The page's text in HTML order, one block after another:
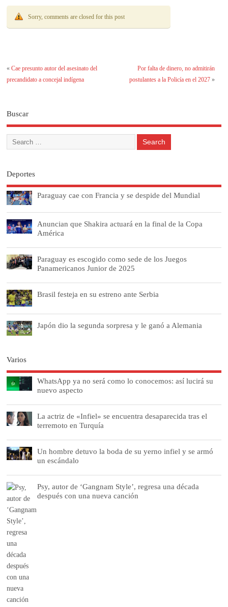
Sorry, comments are closed for this post
«Cae presunto autor del asesinato del
precandidato a concejal indígena
Por falta de dinero, no admitirán
postulantes a la Policía en el 2027»
Buscar
Deportes
Paraguay cae con Francia y se despide del Mundial
Anuncian que Shakira actuará en la final de la Copa
América
Paraguay es escogido como sede de los Juegos
Panamericanos Junior de 2025
Brasil festeja en su estreno ante Serbia
Japón dio la segunda sorpresa y le ganó a Alemania
Varios
WhatsApp ya no será como lo conocemos: así lucirá su
nuevo aspecto
La actriz de «Infiel» se encuentra desaparecida tras el
terremoto en Turquía
Un hombre detuvo la boda de su yerno infiel y se armó
un escándalo
Psy, autor de ‘Gangnam Style’, regresa una década
después con una nueva canción